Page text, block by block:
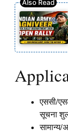
एससी/
सूचना
सामान्य/